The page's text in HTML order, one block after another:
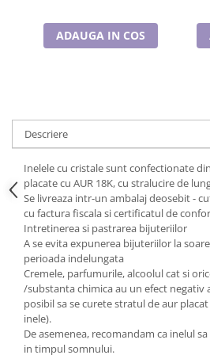
Cadouri pentru Sfânta Maria
Martisoare
ADAUGA IN COS
Descriere
Inelele cu cristale sunt confectionate
placate cu AUR 18K, cu stralucire de
Se livreaza intr-un ambalaj deosebit -
cu factura fiscala si certificatul de
Intretinerea si pastrarea bijuteriilor
A se evita expunerea bijuteriilor la
perioada indelungata
Cremele, parfumurile, alcoolul cat si
/substanta chimica au un efect negativ
posibil sa se curete stratul de aur
inele).
De asemenea, recomandam ca inelul
in timpul somnului.